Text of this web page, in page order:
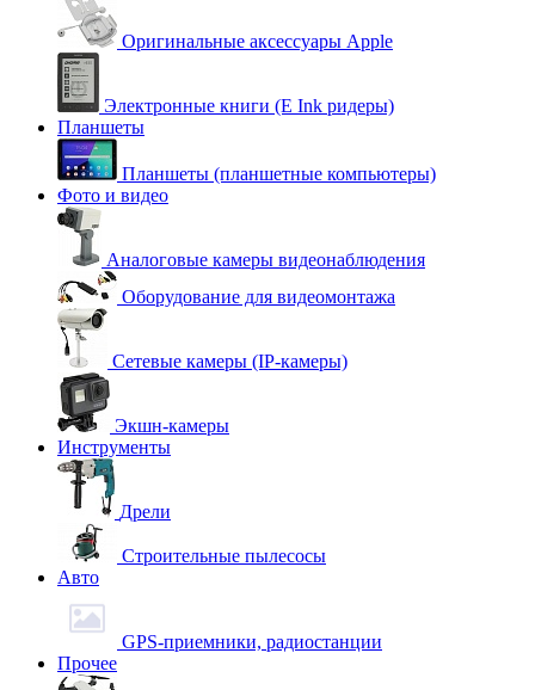
Оригинальные аксессуары Apple
Электронные книги (E Ink ридеры)
Планшеты
Планшеты (планшетные компьютеры)
Фото и видео
Аналоговые камеры видеонаблюдения
Оборудование для видеомонтажа
Сетевые камеры (IP-камеры)
Экшн-камеры
Инструменты
Дрели
Строительные пылесосы
Авто
GPS-приемники, радиостанции
Прочее